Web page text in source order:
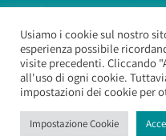
redazione@morasha.it
339 8596707
(anche Whatsapp)
Morashà – Brief Sas –
Usiamo i cookie sul nostro
esperienza possibile
visite precedenti. Cliccando
all'uso di ogni cookie.
impostazioni dei cookie per
Impostazione Cookie